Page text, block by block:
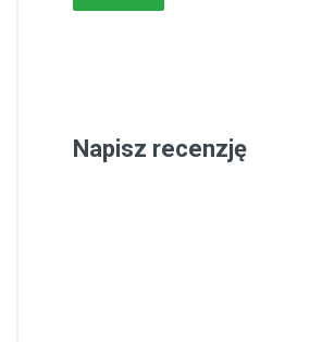
Napisz recenzję